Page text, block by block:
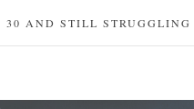
30 AND STILL STRUGGLING